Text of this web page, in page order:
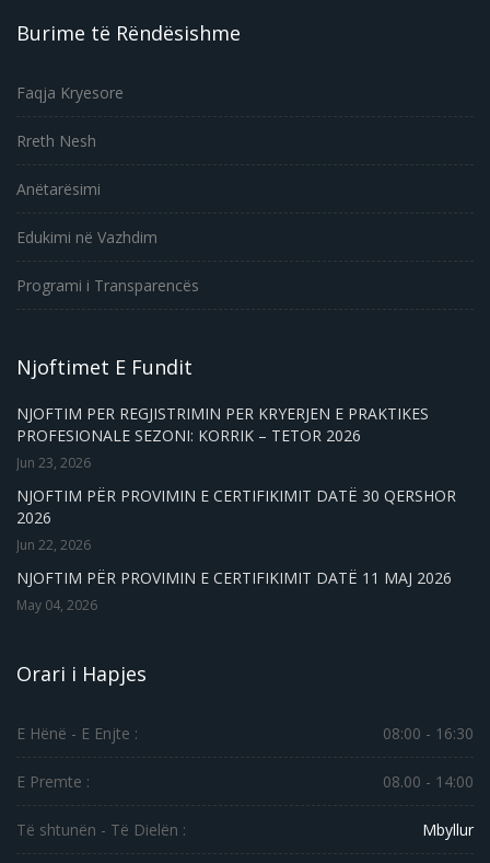
Burime të Rëndësishme
Faqja Kryesore
Rreth Nesh
Anëtarësimi
Edukimi në Vazhdim
Programi i Transparencës
Njoftimet E Fundit
NJOFTIM PER REGJISTRIMIN PER KRYERJEN E PRAKTIKES
PROFESIONALE SEZONI: KORRIK – TETOR 2026
Jun 23, 2026
NJOFTIM PËR PROVIMIN E CERTIFIKIMIT DATË 30 QERSHOR
2026
Jun 22, 2026
NJOFTIM PËR PROVIMIN E CERTIFIKIMIT DATË 11 MAJ 2026
May 04, 2026
Orari i Hapjes
E Hënë - E Enjte : 08:00 - 16:30
E Premte : 08.00 - 14:00
Të shtunën - Të Dielën : Mbyllur